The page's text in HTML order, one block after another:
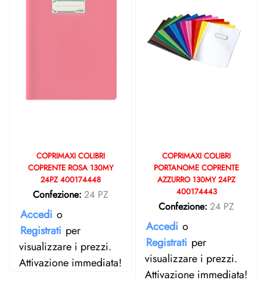
COPRIMAXI COLIBRI
COPRENTE ROSA 130MY
24PZ 400174448
Confezione: 24 PZ
Accedi o
Registrati per
visualizzare i prezzi.
Attivazione immediata!
COPRIMAXI COLIBRI
PORTANOME COPRENTE
AZZURRO 130MY 24PZ
400174443
Confezione: 24 PZ
Accedi o
Registrati per
visualizzare i prezzi.
Attivazione immediata!